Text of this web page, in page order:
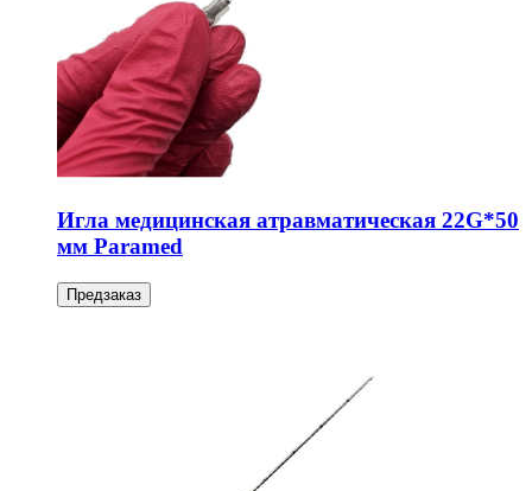
Игла медицинская атравматическая 22G*50
мм Paramed
Предзаказ